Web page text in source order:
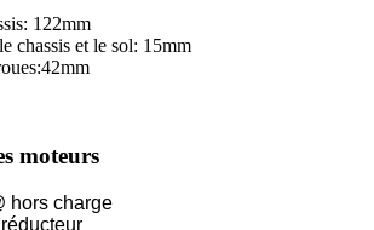
122mm
chassis et le sol: 15mm
moteurs
hors charge